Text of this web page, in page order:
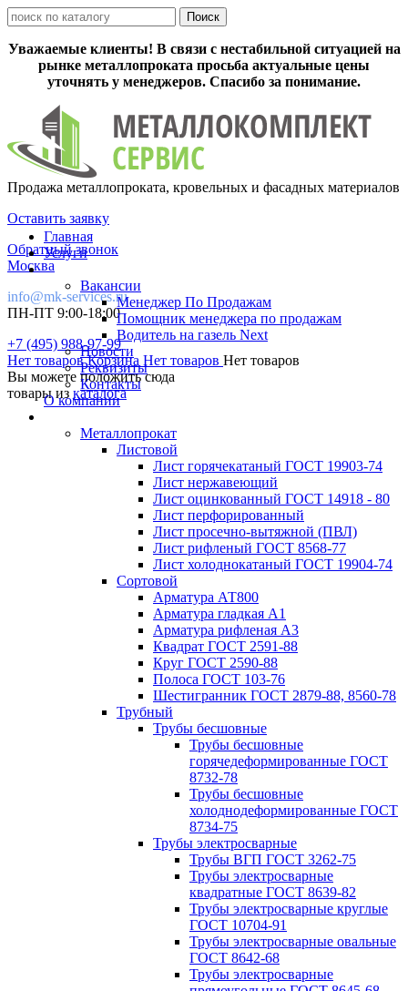
Уважаемые клиенты! В связи с нестабильной ситуацией на
рынке металлопроката просьба актуальные цены
уточнять у менеджеров. Спасибо за понимание.
Продажа металлопроката, кровельных и фасадных материалов
Оставить заявку
Обратный звонок
Москва
info@mk-services.ru
ПН-ПТ 9:00-18:00
+7 (495) 988-97-99
Нет товаровКорзина Нет товаров Нет товаров
Вы можете положить сюда
товары из каталога
Главная
Услуги
Вакансии
Менеджер По Продажам
Помощник менеджера по продажам
Водитель на газель Next
Новости
Реквизиты
Контакты
О компании
Металлопрокат
Листовой
Лист горячекатаный ГОСТ 19903-74
Лист нержавеющий
Лист оцинкованный ГОСТ 14918 - 80
Лист перфорированный
Лист просечно-вытяжной (ПВЛ)
Лист рифленый ГОСТ 8568-77
Лист холоднокатаный ГОСТ 19904-74
Сортовой
Арматура АТ800
Арматура гладкая А1
Арматура рифленая А3
Квадрат ГОСТ 2591-88
Круг ГОСТ 2590-88
Полоса ГОСТ 103-76
Шестигранник ГОСТ 2879-88, 8560-78
Трубный
Трубы бесшовные
Трубы бесшовные
горячедеформированные ГОСТ
8732-78
Трубы бесшовные
холоднодеформированные ГОСТ
8734-75
Трубы электросварные
Трубы ВГП ГОСТ 3262-75
Трубы электросварные
квадратные ГОСТ 8639-82
Трубы электросварные круглые
ГОСТ 10704-91
Трубы электросварные овальные
ГОСТ 8642-68
Трубы электросварные